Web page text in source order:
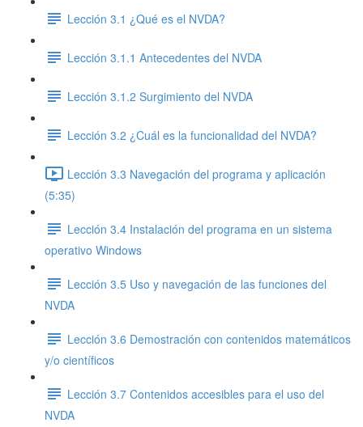
Lección 3.1 ¿Qué es el NVDA?
Lección 3.1.1 Antecedentes del NVDA
Lección 3.1.2 Surgimiento del NVDA
Lección 3.2 ¿Cuál es la funcionalidad del NVDA?
Lección 3.3 Navegación del programa y aplicación
(5:35)
Lección 3.4 Instalación del programa en un sistema
operativo Windows
Lección 3.5 Uso y navegación de las funciones del
NVDA
Lección 3.6 Demostración con contenidos matemáticos
y/o científicos
Lección 3.7 Contenidos accesibles para el uso del
NVDA